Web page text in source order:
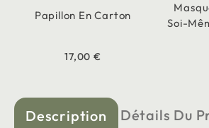
Papillon En Carton
17,00 €
Soi-
Description Détails Du